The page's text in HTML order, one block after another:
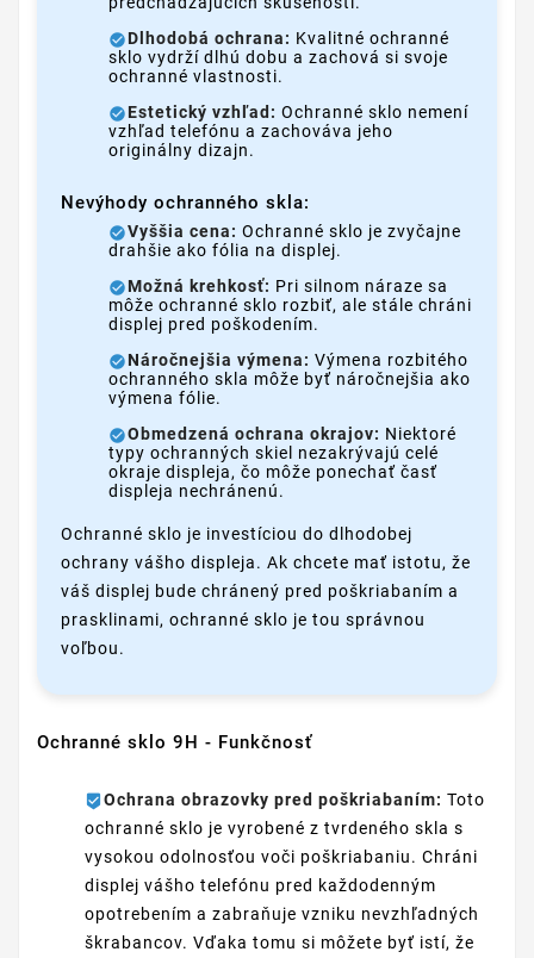
Dlhodobá ochrana: Kvalitné ochranné
sklo vydrží dlhú dobu a zachová si svoje
ochranné vlastnosti.
Estetický vzhľad: Ochranné sklo nemení
vzhľad telefónu a zachováva jeho
originálny dizajn.
Nevýhody ochranného skla:
Vyššia cena: Ochranné sklo je zvyčajne
drahšie ako fólia na displej.
Možná krehkosť: Pri silnom náraze sa
môže ochranné sklo rozbiť, ale stále chráni
displej pred poškodením.
Náročnejšia výmena: Výmena rozbitého
ochranného skla môže byť náročnejšia ako
výmena fólie.
Obmedzená ochrana okrajov: Niektoré
typy ochranných skiel nezakrývajú celé
okraje displeja, čo môže ponechať časť
displeja nechránenú.
Ochranné sklo je investíciou do dlhodobej
ochrany vášho displeja. Ak chcete mať istotu, že
váš displej bude chránený pred poškriabaním a
prasklinami, ochranné sklo je tou správnou
voľbou.
Ochranné sklo 9H - Funkčnosť
Ochrana obrazovky pred poškriabaním: Toto
ochranné sklo je vyrobené z tvrdeného skla s
vysokou odolnosťou voči poškriabaniu. Chráni
displej vášho telefónu pred každodenným
opotrebením a zabraňuje vzniku nevzhľadných
škrabancov. Vďaka tomu si môžete byť istí, že